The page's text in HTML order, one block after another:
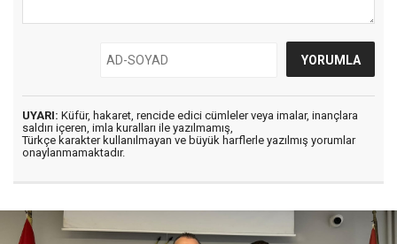
UYARI: Küfür, hakaret, rencide edici cümleler veya imalar, inançlara
saldırı içeren, imla kuralları ile yazılmamış,
Türkçe karakter kullanılmayan ve büyük harflerle yazılmış yorumlar
onaylanmamaktadır.